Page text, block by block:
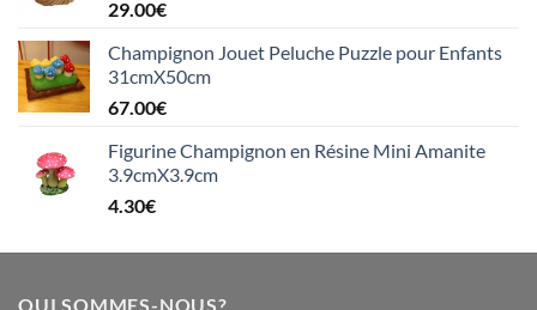
29.00€
Champignon Jouet Peluche Puzzle pour Enfants
31cmX50cm
67.00€
Figurine Champignon en Résine Mini Amanite
3.9cmX3.9cm
4.30€
QUI SOMMES-NOUS?